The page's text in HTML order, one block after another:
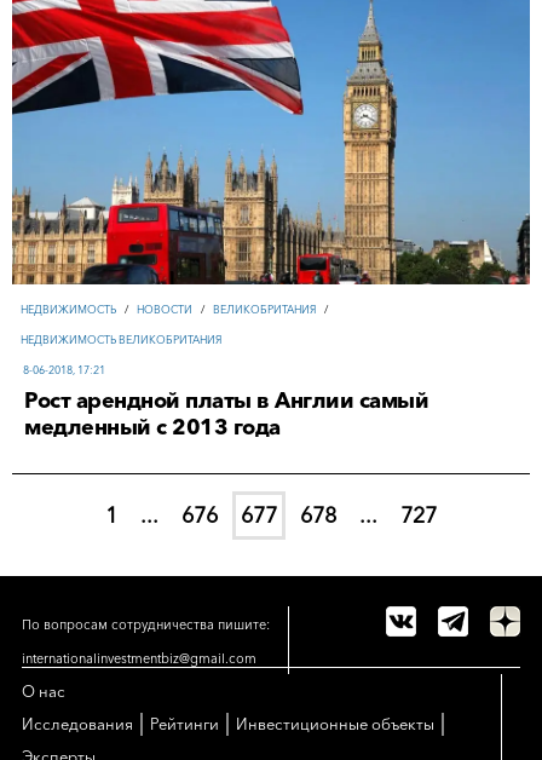
НЕДВИЖИМОСТЬ / НОВОСТИ / ВЕЛИКОБРИТАНИЯ /
НЕДВИЖИМОСТЬ ВЕЛИКОБРИТАНИЯ
8-06-2018, 17:21
Рост арендной платы в Англии самый
медленный с 2013 года
1 ... 676 677 678 ... 727
По вопросам сотрудничества пишите:
internationalinvestmentbiz@gmail.com
О нас
Исследования
Рейтинги Инвестиционные объекты